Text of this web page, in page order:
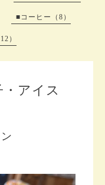
■コーヒー（8）
）
アイス